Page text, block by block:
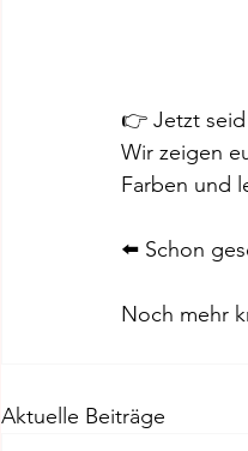
👉 Jetzt
Wir zeigen
Farben und
⬅️ Schon
Noch mehr
Aktuelle Beiträge